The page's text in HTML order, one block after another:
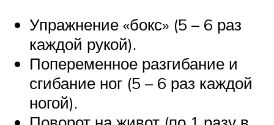
Упражнение «бокс» (5 – 6 раз
каждой рукой).
Попеременное разгибание и
сгибание ног (5 – 6 раз каждой
ногой).